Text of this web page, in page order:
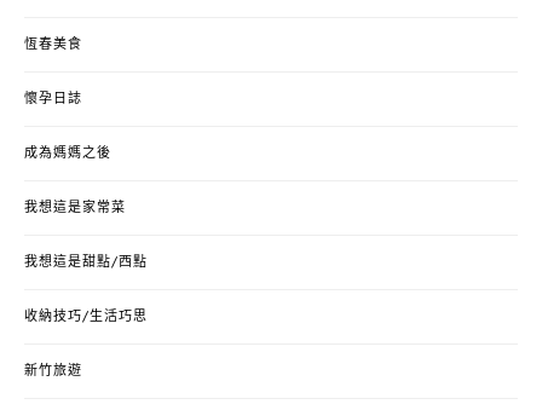
恆春美食
懷孕日誌
成為媽媽之後
我想這是家常菜
我想這是甜點/西點
收納技巧/生活巧思
新竹旅遊